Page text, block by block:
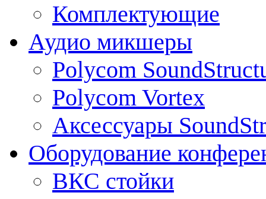
Комплектующие
Аудио микшеры
Polycom
Polycom Vortex
Аксессуары
Оборудование
ВКС стойки